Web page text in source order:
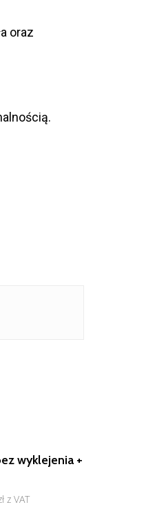
oraz
wyklejenia +
z VAT